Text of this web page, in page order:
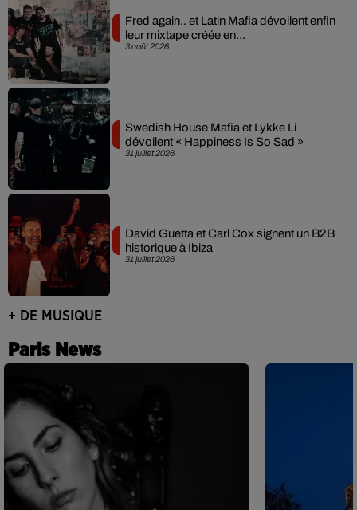
3 août 2026
Fred again.. et Latin Mafia dévoilent enfin
leur mixtape créée en...
31 juillet 2026
Swedish House Mafia et Lykke Li
dévoilent « Happiness Is So Sad »
31 juillet 2026
David Guetta et Carl Cox signent un B2B
historique à Ibiza
+ DE MUSIQUE
Paris News